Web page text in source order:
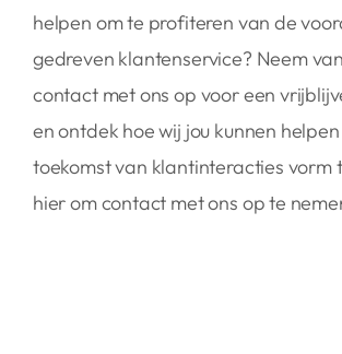
helpen om te profiteren van de
gedreven klantenservice? Neem
contact met ons op voor een
en ontdek hoe wij jou kunnen
toekomst van klantinteracties vorm
hier om contact met ons op te